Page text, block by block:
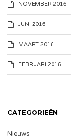
NOVEMBER 2016
JUNI 2016
MAART 2016
FEBRUARI 2016
CATEGORIEËN
Nieuws